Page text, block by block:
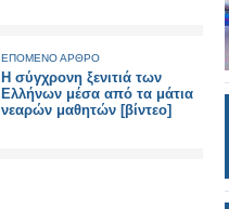
ΕΠΟΜΕΝΟ ΑΡΘΡΟ
Η σύγχρονη ξενιτιά των
Ελλήνων μέσα από τα μάτια
νεαρών μαθητών [βίντεο]